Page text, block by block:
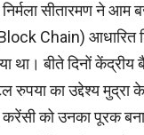
सीतारमण ने आम
Chain) आधारित
था। बीते दिनों
रुपया का उद्देश्य मुद्रा
को उनका पूरक